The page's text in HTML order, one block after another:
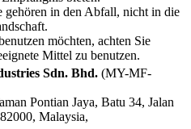
gehören in den Abfall, nicht in die
möchten, achten Sie
Mittel zu benutzen.
Sdn. Bhd. (MY-MF-
Pontian Jaya, Batu 34, Jalan
Malaysia,